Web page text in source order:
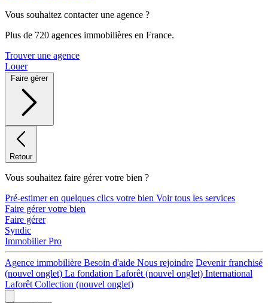
Vous souhaitez contacter une agence ?
Plus de 720 agences immobilières en France.
Trouver une agence
Louer
Faire gérer
Retour
Vous souhaitez faire gérer votre bien ?
Pré-estimer en quelques clics votre bien Voir tous les services
Faire gérer votre bien
Faire gérer
Syndic
Immobilier Pro
Agence immobilière Besoin d'aide Nous rejoindre Devenir franchisé
(nouvel onglet) La fondation Laforêt (nouvel onglet) International
Laforêt Collection (nouvel onglet)